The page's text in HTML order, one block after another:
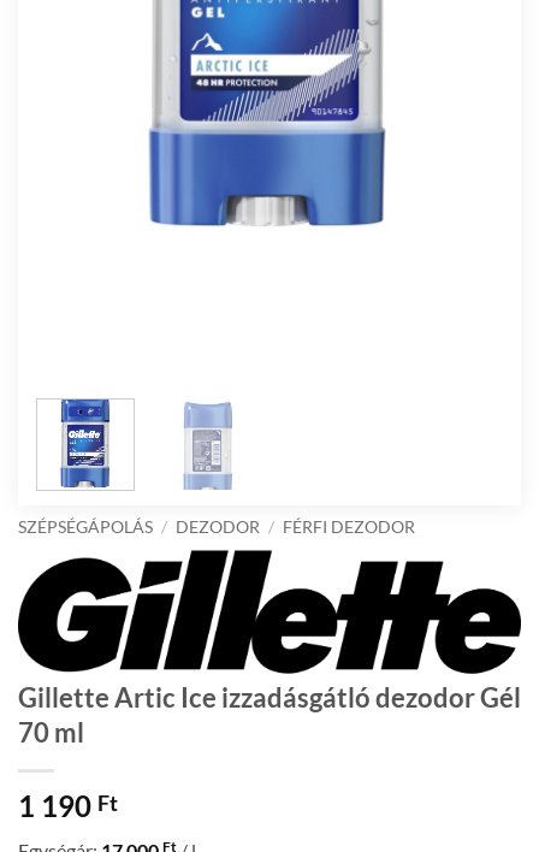
SZÉPSÉGÁPOLÁS / DEZODOR / FÉRFI DEZODOR
Gillette Artic Ice izzadásgátló dezodor Gél
70 ml
1 190 Ft
Ft